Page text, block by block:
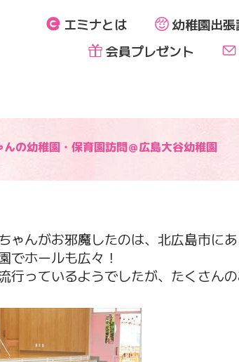
エミナとは 幼稚園出
会員プレゼント
んの幼稚園・保育園訪問＠広島大谷幼稚園
ゃんがお邪魔したのは、北広島市に
でホールも広々！
行っているようでしたが、たくさん